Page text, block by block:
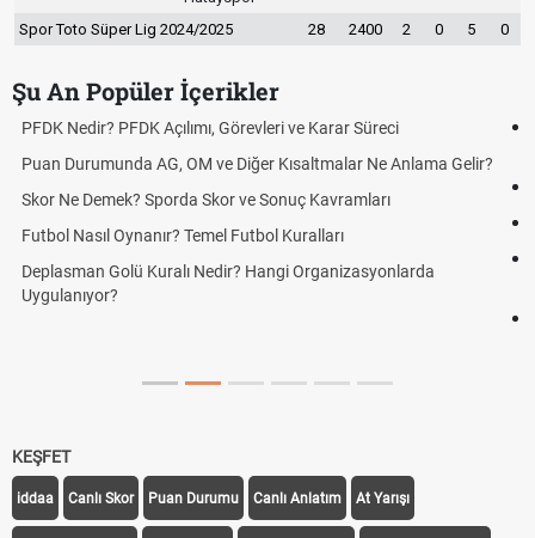
Spor Toto Süper Lig 2024/2025 28 2400 2 0 5 0
Şu An Popüler İçerikler
DGS Sonuçları Ne Zaman Açıklanacak 2026? ÖSYM Sonuç
Hradec Kralove Beşiktaş CANLI İZLE ŞİFRESİZ (Hradec Kralove
BJK)
Hradec Kralove Beşiktaş maçı şifresiz S Sport Plus izle, Hradec
KEŞFET
iddaa Canlı Skor Puan Durumu Canlı Anlatım At Yarışı